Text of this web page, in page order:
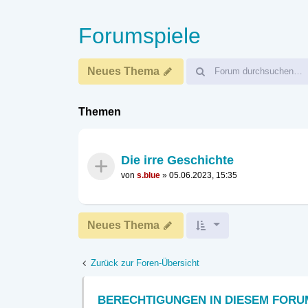
Forumspiele
Neues Thema
Themen
Die irre Geschichte
von s.blue » 05.06.2023, 15:35
Neues Thema
Zurück zur Foren-Übersicht
BERECHTIGUNGEN IN DIESEM